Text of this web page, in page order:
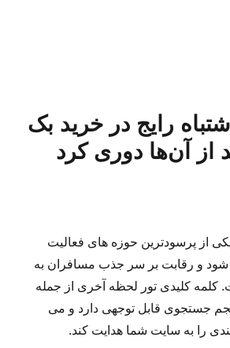
????️ ۱۰ اشتباه رایج در خرید بک
از آن‌ها دوری کرد
از پرسودترین حوزه های فعالیت
شود و رقابت بر سر جذب مسافران به
کلمه کلیدی تور لحظه آخری از جمله
جستجوی قابل توجهی دارد و می
را به سایت شما هدایت کند.